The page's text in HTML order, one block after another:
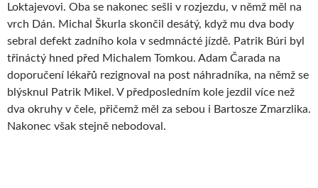
Loktajevovi. Oba se nakonec sešli v rozjezdu, v němž měl na
vrch Dán. Michal Škurla skončil desátý, když mu dva body
sebral defekt zadního kola v sedmnácté jízdě. Patrik Búri byl
třináctý hned před Michalem Tomkou. Adam Čarada na
doporučení lékařů rezignoval na post náhradníka, na němž se
blýsknul Patrik Mikel. V předposledním kole jezdil více než
dva okruhy v čele, přičemž měl za sebou i Bartosze Zmarzlika.
Nakonec však stejně nebodoval.